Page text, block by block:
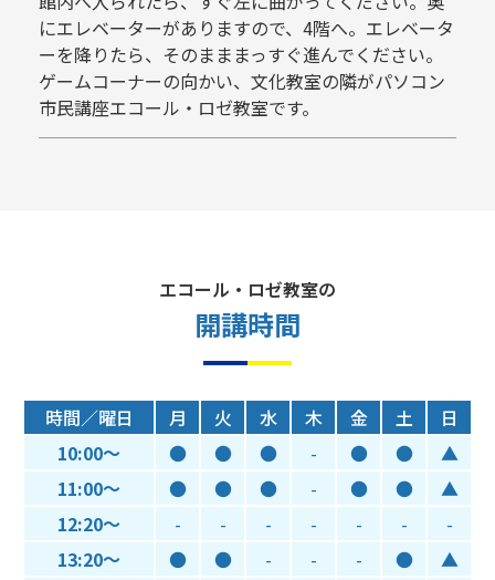
にエレベーターがありますので、4階へ。エレベータ
ーを降りたら、そのまままっすぐ進んでください。
ゲームコーナーの向かい、文化教室の隣がパソコン
市民講座エコール・ロゼ教室です。
エコール・ロゼ教室の
開講時間
時間／曜日 月 火 水 木 金 土
日
10:00～
● ● ● - ● ●
▲
11:00～
● ● ● - ● ●
▲
12:20～
- - - - - -
-
13:20～
● ● - - - ●
▲